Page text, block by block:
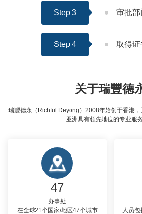
Step 3 审批部
Step 4 取得证
关于瑞豐德
瑞豐德永（Richful Deyong）2008年始创于香港
亚洲具有领先地位的专业服
47
办事处
在全球21个国家/地区47个城市
人员